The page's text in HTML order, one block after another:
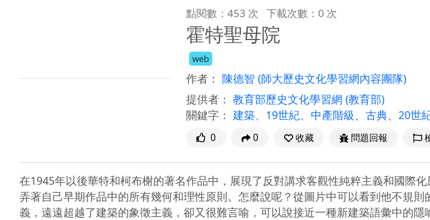
點閱數：453 次 下載次數：0 次
霍特聖母院
web
作者： 陳德智 (師大歷史文化學習網內容團隊)
提供者： 教育部歷史文化學習網 (教育部)
關鍵字： 建築、 19世紀、 中產階級、 古典、 20世
0 0 收藏 問題回報
在1945年以後華特和柯布榭的著名作品中，展現了反對講求客觀性純粹主義和國際
弄著自己早期作品中的所有幾何和理性原則。怎麼說呢？從圖片中可以看到他不規
義，遠遠超越了建築的象徵主義，卻又很難言喻，可以說接近一種新建築語彙中的隱